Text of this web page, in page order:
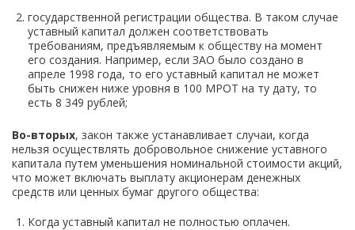
государственной регистрации общества. В таком случае
уставный капитал должен соответствовать
требованиям, предъявляемым к обществу на момент
его создания. Например, если ЗАО было создано в
апреле 1998 года, то его уставный капитал не может
быть снижен ниже уровня в 100 МРОТ на ту дату, то
есть 8 349 рублей;
Во-вторых, закон также устанавливает случаи, когда
нельзя осуществлять добровольное снижение уставного
капитала путем уменьшения номинальной стоимости акций,
что может включать выплату акционерам денежных
средств или ценных бумаг другого общества:
Когда уставный капитал не полностью оплачен.